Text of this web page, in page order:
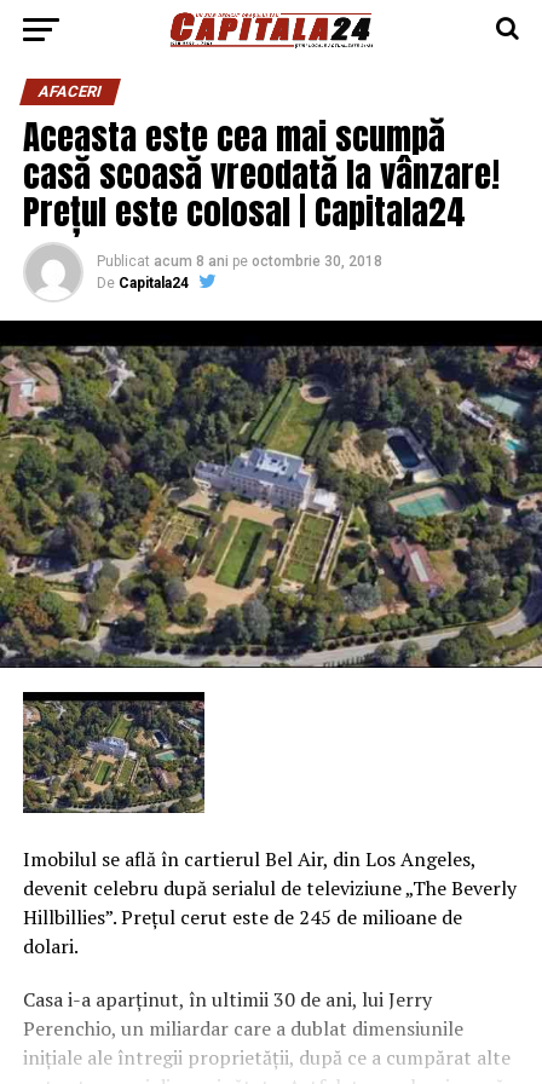
AFACERI
Aceasta este cea mai scumpă
casă scoasă vreodată la vânzare!
Prețul este colosal | Capitala24
Publicat acum 8 ani pe octombrie 30, 2018
De Capitala24
Imobilul se află în cartierul Bel Air, din Los Angeles,
devenit celebru după serialul de televiziune „The Beverly
Hillbillies”. Preţul cerut este de 245 de milioane de
dolari.
Casa i-a aparţinut, în ultimii 30 de ani, lui Jerry
Perenchio, un miliardar care a dublat dimensiunile
iniţiale ale întregii proprietăţii, după ce a cumpărat alte